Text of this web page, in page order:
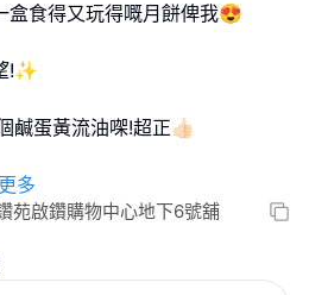
盒食得又玩得嘅月餅俾我😍
!✨
蛋黃流油㗎!超正👍🏻
更多
苑啟鑽購物中心地下6號舖